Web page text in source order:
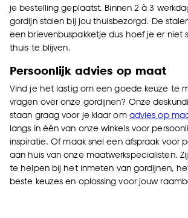
je bestelling geplaatst. Binnen 2 à 3
gordijn stalen bij jou thuisbezorgd. De
een brievenbuspakketje dus hoef je er niet
thuis te blijven.
Persoonlijk advies op maat
Vind je het lastig om een goede keuze te
vragen over onze gordijnen? Onze
staan graag voor je klaar om advies op
langs in één van onze winkels voor
inspiratie. Of maak snel een afspraak voor
aan huis van onze maatwerkspecialisten.
te helpen bij het inmeten van gordijnen,
beste keuzes en oplossing voor jouw